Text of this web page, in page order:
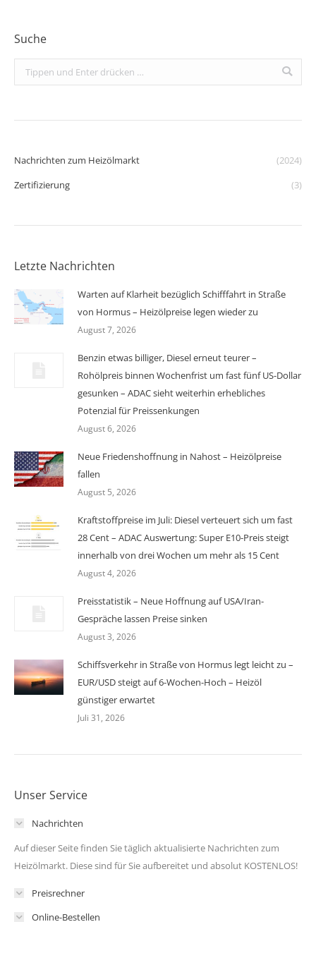
Suche
Search:
Nachrichten zum Heizölmarkt
(2024)
Zertifizierung
(3)
Letzte Nachrichten
Warten auf Klarheit bezüglich Schifffahrt in Straße
von Hormus – Heizölpreise legen wieder zu
August 7, 2026
Benzin etwas billiger, Diesel erneut teurer –
Rohölpreis binnen Wochenfrist um fast fünf US-Dollar
gesunken – ADAC sieht weiterhin erhebliches
Potenzial für Preissenkungen
August 6, 2026
Neue Friedenshoffnung in Nahost – Heizölpreise
fallen
August 5, 2026
Kraftstoffpreise im Juli: Diesel verteuert sich um fast
28 Cent – ADAC Auswertung: Super E10-Preis steigt
innerhalb von drei Wochen um mehr als 15 Cent
August 4, 2026
Preisstatistik – Neue Hoffnung auf USA/Iran-
Gespräche lassen Preise sinken
August 3, 2026
Schiffsverkehr in Straße von Hormus legt leicht zu –
EUR/USD steigt auf 6-Wochen-Hoch – Heizöl
günstiger erwartet
Juli 31, 2026
Unser Service
Nachrichten
Auf dieser Seite finden Sie täglich aktualisierte Nachrichten zum
Heizölmarkt. Diese sind für Sie aufbereitet und absolut KOSTENLOS!
Preisrechner
Online-Bestellen